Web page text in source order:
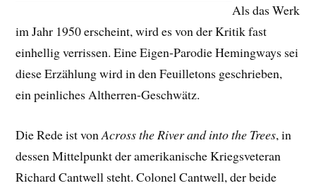
Als das Werk
im Jahr 1950 erscheint, wird es von der Kritik fast
einhellig verrissen. Eine Eigen-Parodie Hemingways sei
diese Erzählung wird in den Feuilletons geschrieben,
ein peinliches Altherren-Geschwätz.
Die Rede ist vonAcross the River and into the Trees, in
dessen Mittelpunkt der amerikanische Kriegsveteran
Richard Cantwell steht. Colonel Cantwell, der beide